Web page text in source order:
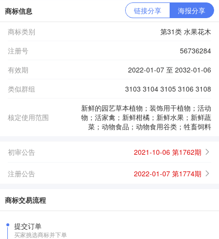
商标信息 链接分享 海报分享
商标类别
第31类 水果花木
注册号
56736284
有效期
2022-01-07 至 2032-01-06
类似群组
3103 3104 3105 3106 3108
核定使用范围
新鲜的园艺草本植物；装饰用干植物；活动
物；活家禽；新鲜柑橘；新鲜水果；新鲜蔬
菜；动物食品；动物食用谷类；牲畜饲料
初审公告 2021-10-06 第1762期
注册公告 2022-01-07 第1774期
商标交易流程
提交订单
买家挑选商标并下单